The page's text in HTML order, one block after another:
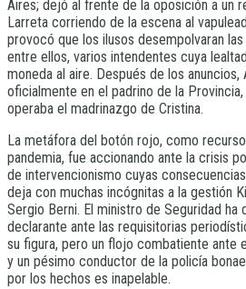
Aires; dejó al frente de la oposición a un
Larreta corriendo de la escena al
provocó que los ilusos desempolvaran las
entre ellos, varios intendentes cuya
moneda al aire. Después de los
oficialmente en el padrino de la
operaba el madrinazgo de Cristina.
La metáfora del botón rojo, como
pandemia, fue accionando ante la crisis
de intervencionismo cuyas
deja con muchas incógnitas a la gestión
Sergio Berni. El ministro de Seguridad ha
declarante ante las requisitorias
su figura, pero un flojo combatiente ante
y un pésimo conductor de la policía
por los hechos es inapelable.